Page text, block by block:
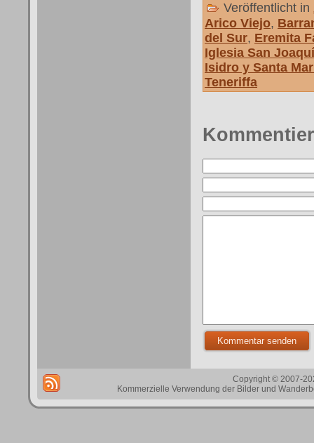
Veröffentlicht in
Arico Viejo,
del Sur, Eremita
Iglesia San
Isidro y Santa
Teneriffa
Copyright © 2007-
Kommerzielle Verwendung der Bilder und